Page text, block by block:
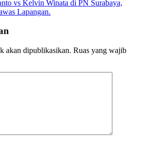
vs Kelvin Winata di PN Surabaya,
Lapangan.
akan dipublikasikan. Ruas yang wajib